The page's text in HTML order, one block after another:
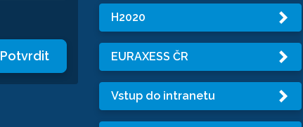
Potvrdit
H2020
EURAXESS ČR
Vstup do intranetu